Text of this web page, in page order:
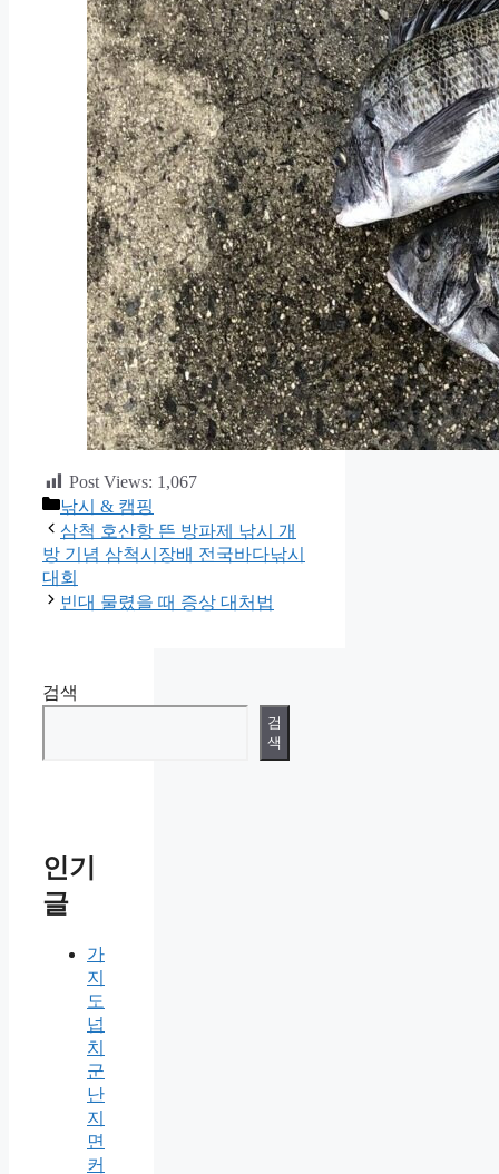
Post Views: 1,067
카
테
고
리
낚시 & 캠핑
삼척 호산항 뜬 방파제 낚시 개
방 기념 삼척시장배 전국바다낚시
대회
빈대 물렸을 때 증상 대처법
검색
검
색
인기
글
가
지
도
넙
치
군
난
지
면
커